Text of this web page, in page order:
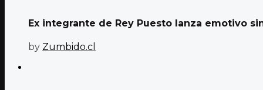
Ex integrante de Rey Puesto lanza emotivo
by Zumbido.cl